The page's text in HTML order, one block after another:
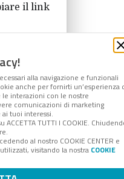
alla navigazione e funzionali
anche per fornirti un’esperienza
interazioni con le nostre
comunicazioni di marketing
tuoi interessi.
TUTTI I COOKIE.
al nostro COOKIE CENTER e
visitando la nostra COOKIE
il link
LINK